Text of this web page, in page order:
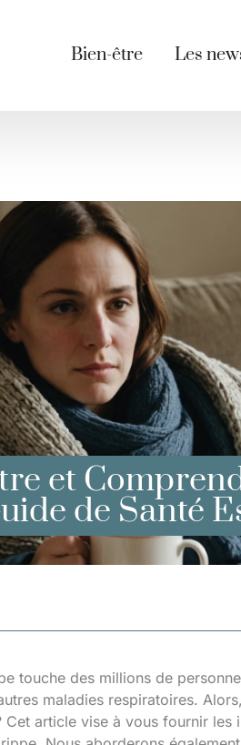
Bien-être Les
et
de Santé
touche des millions de
maladies respiratoires.
Cet article vise à vous fournir